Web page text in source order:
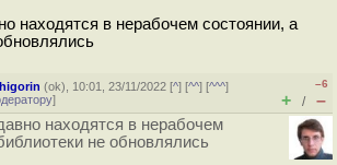
находятся в нерабочем состоянии, а
(ok), 10:01, 23/11/2022 [^] [^^] [^^^]
]
–6
+ / –
находятся в нерабочем
не обновлялись